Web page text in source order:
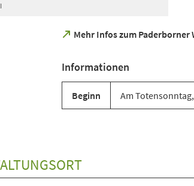
Mehr Infos zum
(Öffnet
neuen
Tab)
Informationen
Beginn Am